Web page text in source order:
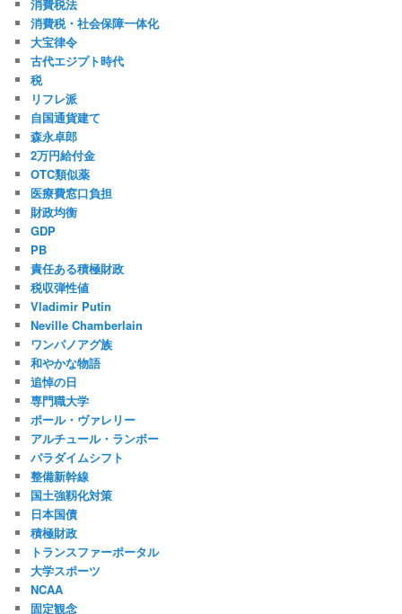
消費税法
消費税・社会保障一体化
大宝律令
古代エジプト時代
税
リフレ派
自国通貨建て
森永卓郎
2万円給付金
OTC類似薬
医療費窓口負担
財政均衡
GDP
PB
責任ある積極財政
税収弾性値
Vladimir Putin
Neville Chamberlain
ワンパノアグ族
和やかな物語
追悼の日
専門職大学
ポール・ヴァレリー
アルチュール・ランボー
パラダイムシフト
整備新幹線
国土強靱化対策
日本国債
積極財政
トランスファーポータル
大学スポーツ
NCAA
固定観念